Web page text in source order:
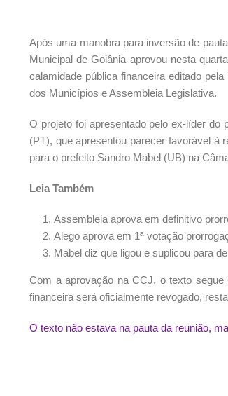
Após uma manobra para inversão de
Municipal de Goiânia aprovou nesta
calamidade pública financeira editado
dos Municípios e Assembleia Legislativa.
O projeto foi apresentado pelo ex-líder do
(PT), que apresentou parecer favorável à
para o prefeito Sandro Mabel (UB) na
Leia Também
Assembleia aprova em definitivo
Alego aprova em 1ª votação
Mabel diz que ligou e suplicou para
Com a aprovação na CCJ, o texto
financeira será oficialmente revogado,
O texto não estava na pauta da reunião,